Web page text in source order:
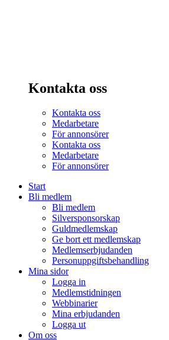
Kontakta oss
Kontakta oss
Medarbetare
För annonsörer
Kontakta oss
Medarbetare
För annonsörer
Start
Bli medlem
Bli medlem
Silversponsorskap
Guldmedlemskap
Ge bort ett medlemskap
Medlemserbjudanden
Personuppgiftsbehandling
Mina sidor
Logga in
Medlemstidningen
Webbinarier
Mina erbjudanden
Logga ut
Om oss